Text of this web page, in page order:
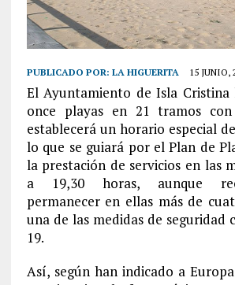
PUBLICADO POR: LA HIGUERITA 15 JUNIO,
El Ayuntamiento de Isla Cristina
once playas en 21 tramos
establecerá un horario especial
lo que se guiará por el Plan de
la prestación de servicios en las
a 19,30 horas, aunque
permanecer en ellas más de
una de las medidas de seguridad
19.
Así, según han indicado a